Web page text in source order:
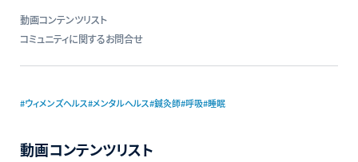
動画コンテンツリスト
コミュニティに関するお問合せ
#ウィメンズヘルス#メンタルヘルス#鍼灸師#呼吸#睡眠
動画コンテンツリスト